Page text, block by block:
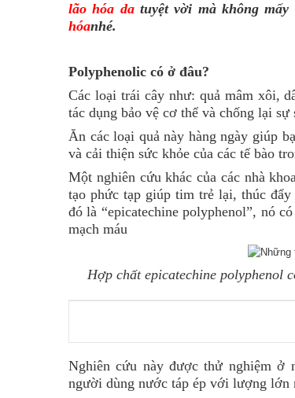
lão hóa datuyệt vời mà không
hóanhé.
Polyphenolic có ở đâu?
Các loại trái cây như: quả mâm xôi,
tác dụng bảo vệ cơ thể và chống lại
Ăn các loại quả này hàng ngày giúp
và cải thiện sức khỏe của các tế bào
Một nghiên cứu khác của các nhà
tạo phức tạp giúp tim trẻ lại, thúc
đó là “epicatechine polyphenol”, nó
mạch máu
Hợp chất epicatechine polyphenol
Nghiên cứu này được thử nghiệm ở
người dùng nước táp ép với lượng lớn